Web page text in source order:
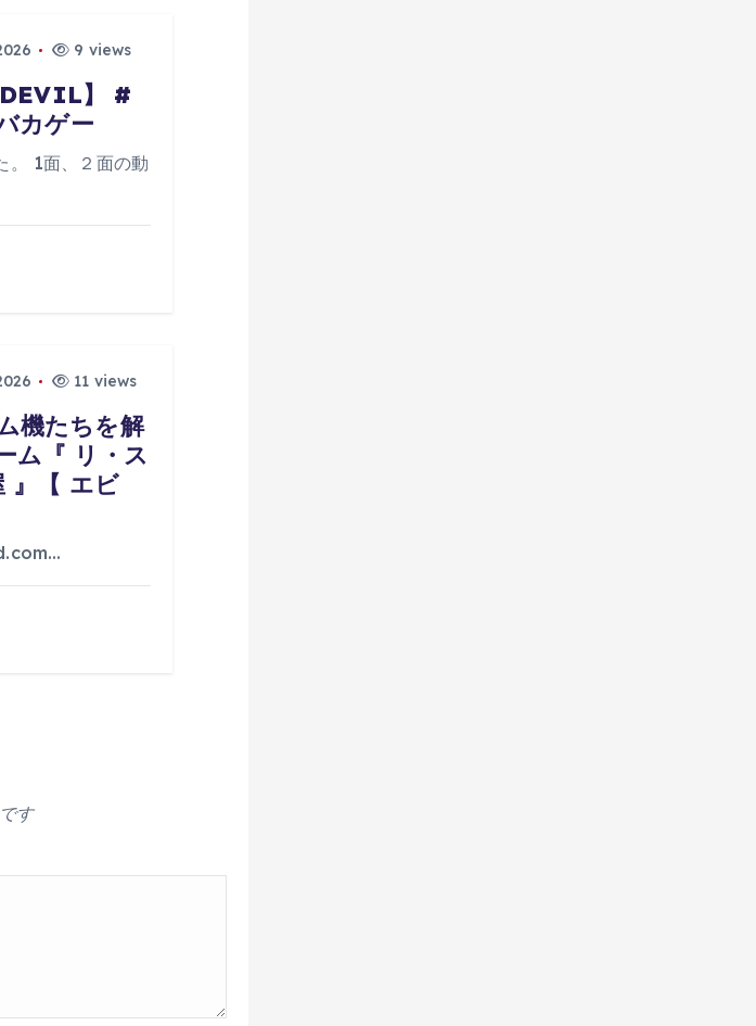
9 views
】 #
カゲー
。 1面、２面の動
11 views
機たちを解
ム『 リ・ス
』【 エビ
す